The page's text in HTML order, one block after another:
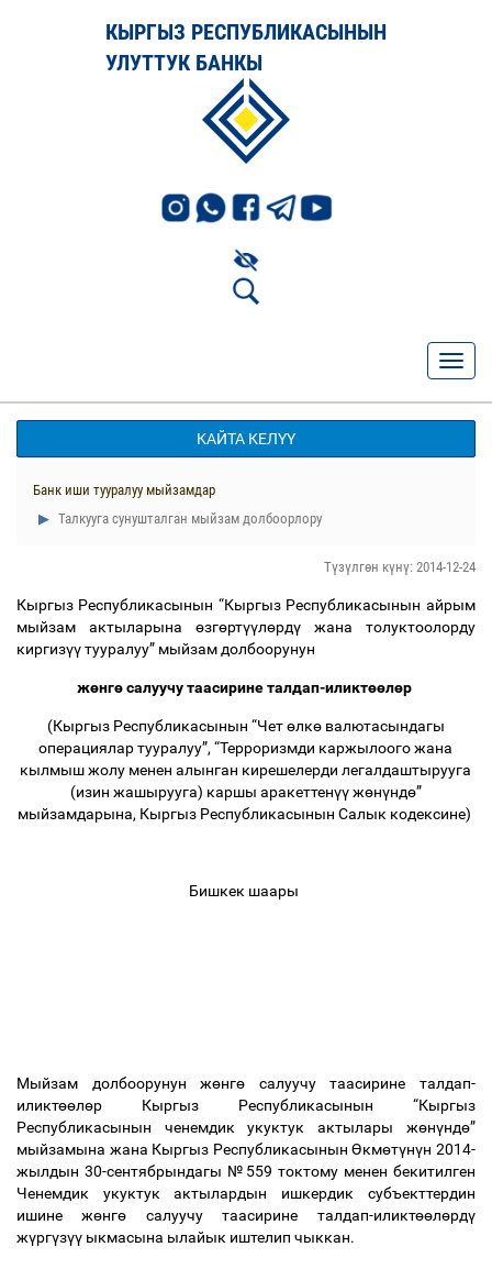
КЫРГЫЗ РЕСПУБЛИКАСЫНЫН
УЛУТТУК БАНКЫ
КАЙТА КЕЛҮҮ
Банк иши тууралуу мыйзамдар
Талкууга сунушталган мыйзам долбоорлору
Түзүлгөн күнү: 2014-12-24
Кыргыз Республикасынын “Кыргыз Республикасынын айрым
мыйзам актыларына өзгөртүүлөрдү жана толуктоолорду
киргизүүтууралуу” мыйзам долбоорунун
жөнгөсалуучу таасирине талдап-иликтөөлөр
(Кыргыз Республикасынын “Четөлкө валютасындагы
операциялар тууралуу”, “Терроризмди каржылоого жана
кылмыш жолу менен алынган кирешелерди легалдаштырууга
(изин жашырууга) каршы аракеттенүүжөнүндө”
мыйзамдарына, Кыргыз Республикасынын Салык кодексине)
Бишкек шаары
Мыйзам долбоорунун жөнгө салуучу таасирине талдап-
иликтөөлөр Кыргыз Республикасынын “Кыргыз
Республикасынын ченемдик укуктук актылары жөнүндө”
мыйзамына жана Кыргыз РеспубликасынынӨкмөтүнүн 2014-
жылдын 30-сентябрындагы №559 токтому менен бекитилген
Ченемдик укуктук актылардын ишкердик субъекттердин
ишине жөнгө салуучу таасирине талдап-иликтөөлөрдү
жүргүзүү ыкмасына ылайык иштелип чыккан.